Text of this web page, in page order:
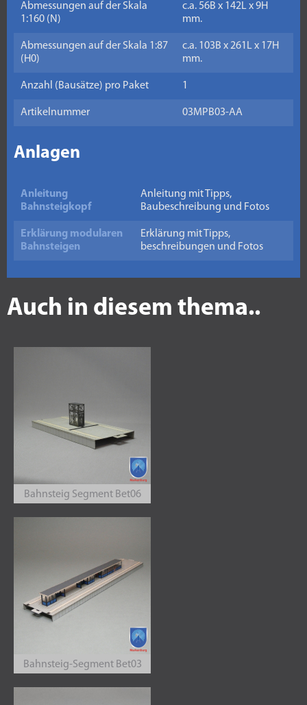
Abmessungen auf der Skala
1:160 (N)
c.a. 56B x 142L x 9H
mm.
Abmessungen auf der Skala 1:87
(H0)
c.a. 103B x 261L x 17H
mm.
Anzahl (Bausätze) pro Paket 1
Artikelnummer 03MPB03-AA
Anlagen
Anleitung
Bahnsteigkopf
Anleitung mit Tipps,
Baubeschreibung und Fotos
Erklärung modularen
Bahnsteigen
Erklärung mit Tipps,
beschreibungen und Fotos
Auch in diesem thema..
Bahnsteig Segment Bet06
Bahnsteig-Segment Bet03